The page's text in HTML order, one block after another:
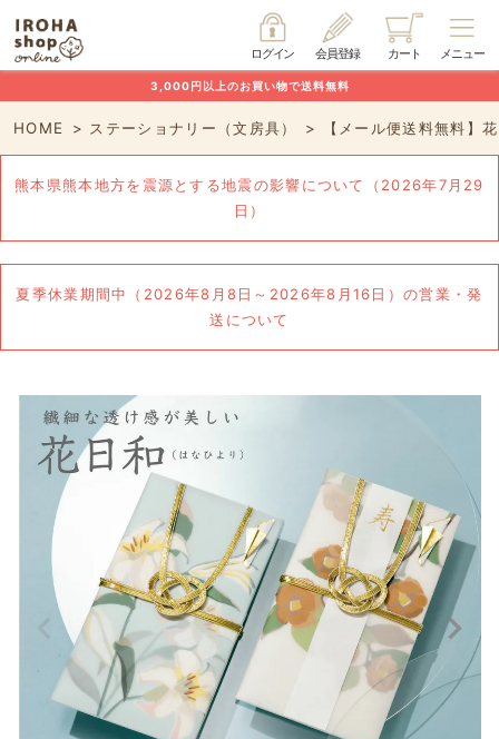
メニュー
カート
会員登録
ログイン
3,000円以上のお買い物で送料無料
HOME ステーショナリー（文房具） 【メール便送料無料】
熊本県熊本地方を震源とする地震の影響について（2026年7月29
日）
夏季休業期間中（2026年8月8日～2026年8月16日）の営業・発
送について